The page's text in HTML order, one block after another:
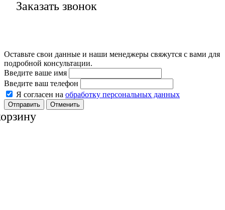
Заказать звонок
Оставьте свои данные и наши менеджеры свяжутся с вами для
подробной консультации.
Введите ваше имя
Введите ваш телефон
Я согласен на обработку персональных данных
Отменить